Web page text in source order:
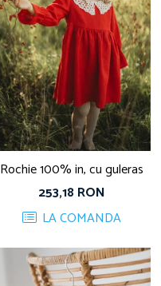
Rochie 100% in, cu guleras
253,18 RON
LA COMANDA